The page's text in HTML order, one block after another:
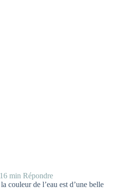
min Répondre
couleur de l’eau est d’une belle